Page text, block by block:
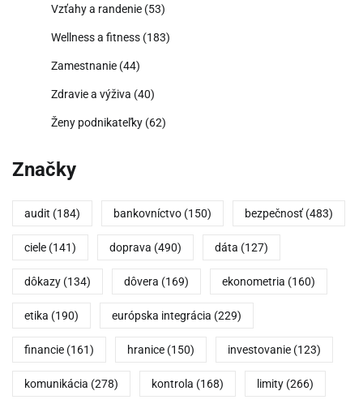
Vzťahy a randenie (53)
Wellness a fitness (183)
Zamestnanie (44)
Zdravie a výživa (40)
Ženy podnikateľky (62)
Značky
audit (184) bankovníctvo (150) bezpečnosť (483)
ciele (141) doprava (490) dáta (127)
dôkazy (134) dôvera (169) ekonometria (160)
etika (190) európska integrácia (229)
financie (161) hranice (150) investovanie (123)
komunikácia (278) kontrola (168) limity (266)